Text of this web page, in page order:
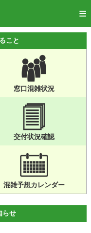
こと
窓口混雑状況
交付状況確認
混雑予想カレンダー
らせ